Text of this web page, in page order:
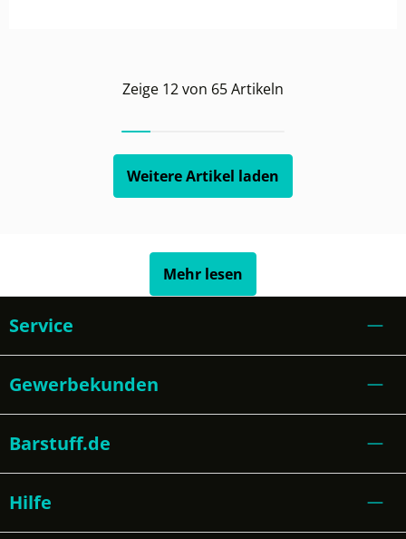
Zeige 12von 65Artikeln
Weitere Artikel laden
Mehr lesen
Service
Gewerbekunden
Barstuff.de
Hilfe